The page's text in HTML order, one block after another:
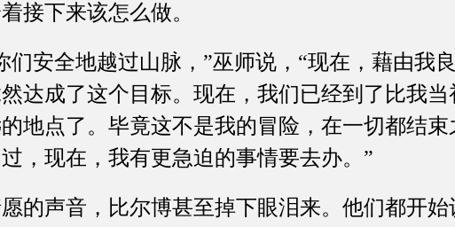
接下来该怎么做。
安全地越过山脉，”巫师说，“现在，藉由我
达成了这个目标。现在，我们已经到了比我当
地点了。毕竟这不是我的冒险，在一切都结
，现在，我有更急迫的事情要去办。”
声音，比尔博甚至掉下眼泪来。他们都开始